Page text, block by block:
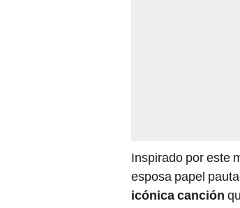
Inspirado por este
esposa papel
icónica canción